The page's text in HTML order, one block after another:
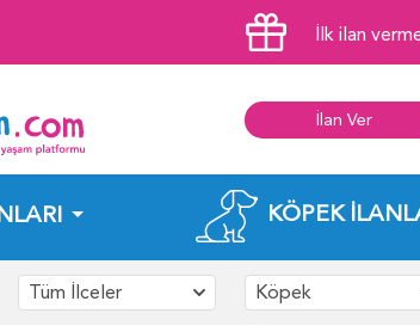
İlk ilan
İlan Ver
KÖPEK
Tüm İlceler Köpek